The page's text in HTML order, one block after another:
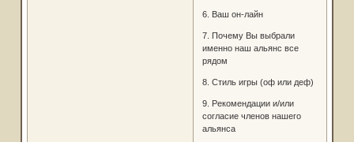
6. Ваш он-лайн
7. Почему Вы выбрали
именно наш альянс все
рядом
8. Стиль игры (оф или деф)
9. Рекомендации и/или
согласие членов нашего
альянса